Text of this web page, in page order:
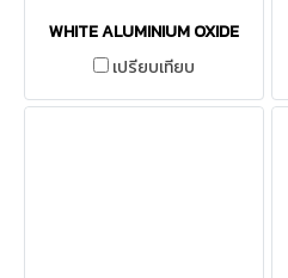
WHITE ALUMINIUM OXIDE
เปรียบเทียบ